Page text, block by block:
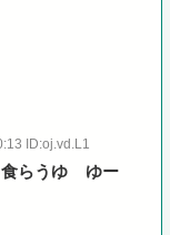
ID:oj.vd.L1
食らうゆ ゆー